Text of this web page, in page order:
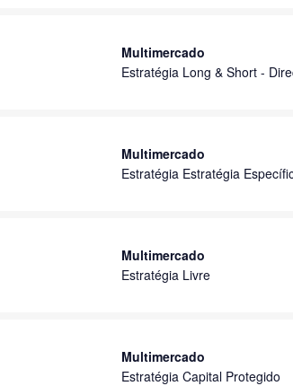
Multimercado
Estratégia Long & Short -
Multimercado
Estratégia Estratégia
Multimercado
Estratégia Livre
Multimercado
Estratégia Capital Protegido